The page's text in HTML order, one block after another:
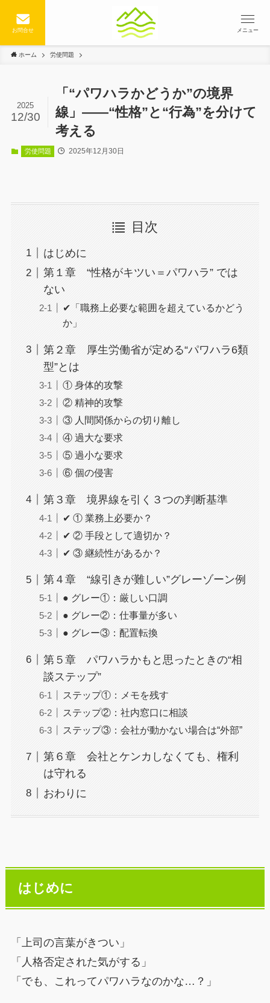
お問合せ メニュー
ホーム 労使問題
「“パワハラかどうか”の境界
線」――“性格”と“行為”を分けて
考える
2025
12/30
労使問題 2025年12月30日
目次
はじめに
第１章 “性格がキツい＝パワハラ” では
ない
✔「職務上必要な範囲を超えているかどう
か」
第２章 厚生労働省が定める“パワハラ6類
型”とは
① 身体的攻撃
② 精神的攻撃
③ 人間関係からの切り離し
④ 過大な要求
⑤ 過小な要求
⑥ 個の侵害
第３章 境界線を引く３つの判断基準
✔ ① 業務上必要か？
✔ ② 手段として適切か？
✔ ③ 継続性があるか？
第４章 “線引きが難しい”グレーゾーン例
● グレー①：厳しい口調
● グレー②：仕事量が多い
● グレー③：配置転換
第５章 パワハラかもと思ったときの“相
談ステップ”
ステップ①：メモを残す
ステップ②：社内窓口に相談
ステップ③：会社が動かない場合は“外部”
第６章 会社とケンカしなくても、権利
は守れる
おわりに
はじめに
「上司の言葉がきつい」
「人格否定された気がする」
「でも、これってパワハラなのかな…？」